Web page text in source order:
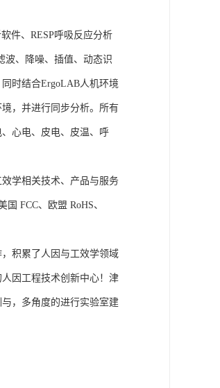
件、RESP呼吸反应分析
波、降噪、插值、动态识
时结合ErgoLAB人机环境
，并进行同步分析。所有
心电、皮电、皮温、呼
学相关技术、产品与服务
FCC、欧盟 RoHS、
积累了人因与工效学领域
因工程技术创新中心！津
，多角度的进行实验室建